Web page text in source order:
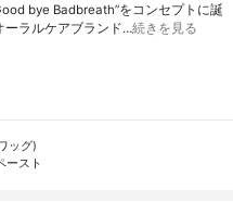
bye Badbreath”をコンセプトに誕
ーラルケアブランド…続きを見る
ッグ)
ースト